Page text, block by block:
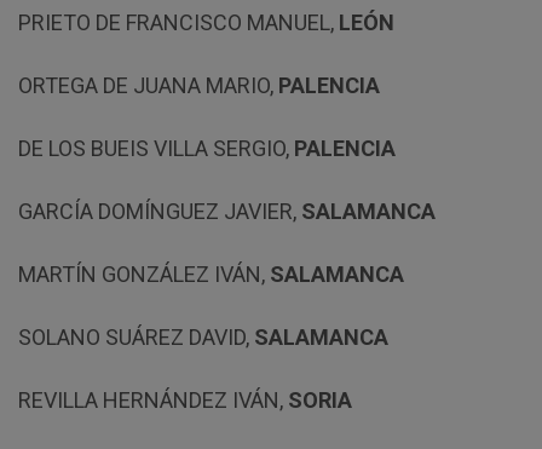
PRIETO DE FRANCISCO MANUEL, LEÓN
ORTEGA DE JUANA MARIO, PALENCIA
DE LOS BUEIS VILLA SERGIO, PALENCIA
GARCÍA DOMÍNGUEZ JAVIER, SALAMANCA
MARTÍN GONZÁLEZ IVÁN, SALAMANCA
SOLANO SUÁREZ DAVID, SALAMANCA
REVILLA HERNÁNDEZ IVÁN, SORIA